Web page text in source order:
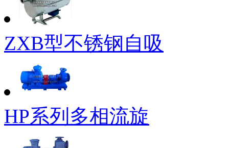
ZXB型不锈钢自吸
HP系列多相流旋